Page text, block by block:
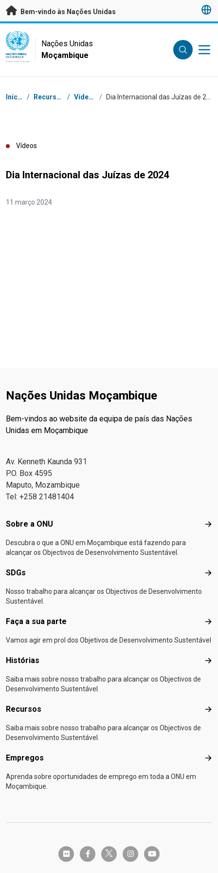
Saltar para conteúdo principal
Bem-vindo às Nações Unidas
UN Logo
NAÇÕES UNIDAS
MOÇAMBIQUE
Nações Unidas
Moçambique
Breadcrumb
Início / Recursos / Vídeos /
Vídeos
Dia Internacional das Juízas de 2024
11 março 2024
Nações Unidas Moçambique
Bem-vindos ao website da equipa de país das Nações
Unidas em Moçambique
Av. Kenneth Kaunda 931
P.O. Box 4595
Maputo, Mozambique
Tel: +258 21481404
Footer menu
Sobre a ONU
Descubra o que a ONU em Moçambique está fazendo para
alcançar os Objectivos de Desenvolvimento Sustentável.
SDGs
Nosso trabalho para alcançar os Objectivos de Desenvolvimento
Sustentável.
Faça a sua parte
Vamos agir em prol dos Objetivos de Desenvolvimento Sustentável
Histórias
Saiba mais sobre nosso trabalho para alcançar os Objectivos de
Desenvolvimento Sustentável.
Recursos
Saiba mais sobre nosso trabalho para alcançar os Objectivos de
Desenvolvimento Sustentável.
Empregos
Aprenda sobre oportunidades de emprego em toda a ONU em
Moçambique.
flickr facebook-ftwitter-x instagramyoutube